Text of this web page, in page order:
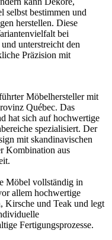
selbst bestimmen und
herstellen. Diese
bei
unterstreicht den
Präzision mit
Möbelhersteller mit
Québec. Das
hat sich auf hochwertige
spezialisiert. Der
mit skandinavischen
Kombination aus
Möbel vollständig in
allem hochwertige
Kirsche und Teak und legt
Fertigungsprozesse.